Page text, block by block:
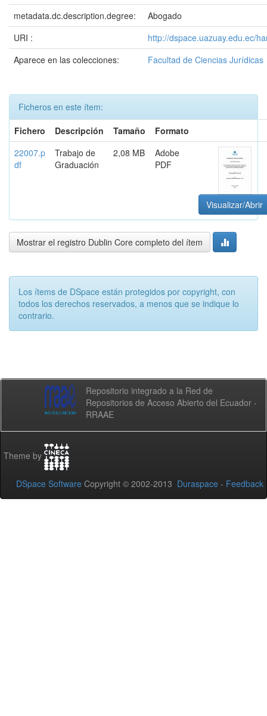
metadata.dc.description.degree:
Abogado
URI :
http://dspace.uazuay.edu.ec/
Aparece en las colecciones:
Facultad de Ciencias Jurídicas
Ficheros en este ítem:
Fichero
Descripción Tamaño
Formato
22007.p
df
Trabajo de
Graduación
2,08 MB
Adobe
PDF
Visualizar/Abrir
Mostrar el registro Dublin Core completo del ítem
Los ítems de DSpace están protegidos por copyright, con
todos los derechos reservados, a menos que se indique lo
contrario.
Repositorio integrado a la Red de
Repositorios de Acceso Abierto del Ecuador -
RRAAE
Theme by
DSpace Software Copyright © 2002-2013 Duraspace - Feedback